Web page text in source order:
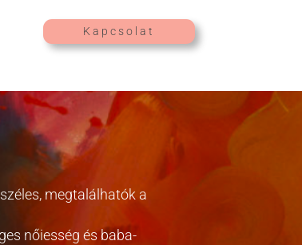
Kapcsolat
megtalálhatók a
nőiesség és baba-